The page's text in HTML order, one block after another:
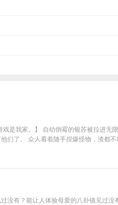
戏是我家。】 自幼倒霉的银苏被拉进
们了。 众人看着随手捏爆怪物，渣都
没有？能让人体验母爱的八卦镜见过